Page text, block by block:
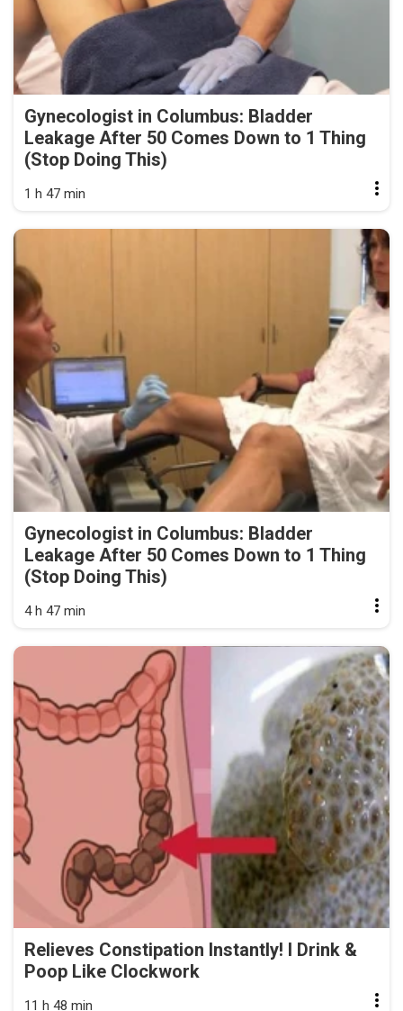
Gynecologist in Columbus: Bladder
Leakage After 50 Comes Down to 1 Thing
(Stop Doing This)
1 h 47 min
Gynecologist in Columbus: Bladder
Leakage After 50 Comes Down to 1 Thing
(Stop Doing This)
4 h 47 min
Relieves Constipation Instantly! I Drink &
Poop Like Clockwork
11 h 48 min